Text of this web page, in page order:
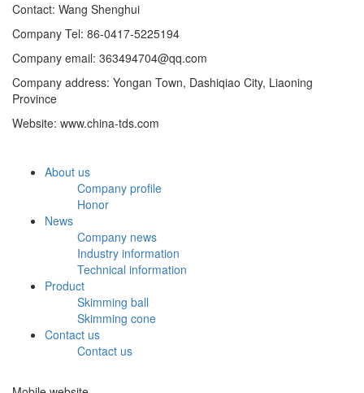
Contact: Wang Shenghui
Company Tel: 86-0417-5225194
Company email: 363494704@qq.com
Company address: Yongan Town, Dashiqiao City, Liaoning
Province
Website: www.china-tds.com
About us
Company profile
Honor
News
Company news
Industry information
Technical information
Product
Skimming ball
Skimming cone
Contact us
Contact us